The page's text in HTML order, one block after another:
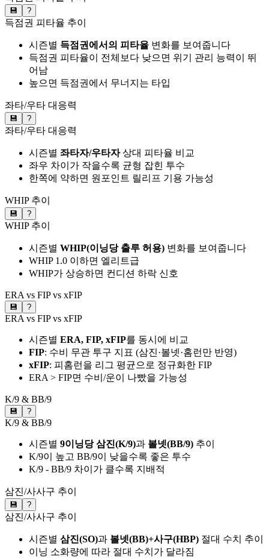
💾 ?
득점권 피타율 추이
시즌별 득점권에서의 피타율 변화를 보여줍니다
득점권 피타율이 전체보다 낮으면 위기 관리 능력이 뛰
어남
높으면 득점권에서 무너지는 타입
좌타/우타 대응력
💾 ?
좌타/우타 대응력
시즌별 좌타자/우타자상대 피타율 비교
좌우 차이가 작을수록 균형 잡힌 투수
한쪽에 약하면 원포인트 릴리프 기용 가능성
WHIP 추이
💾 ?
WHIP 추이
시즌별 WHIP(이닝당 출루 허용) 변화를 보여줍니다
WHIP 1.0 이하면 엘리트급
WHIP가 상승하면 컨디션 하락 신호
ERA vs FIP vs xFIP
💾 ?
ERA vs FIP vs xFIP
시즌별 ERA, FIP, xFIP를 동시에 비교
FIP: 수비 무관 투구 지표 (삼진·볼넷·홈런만 반영)
xFIP: 피홈런을 리그 평균으로 정규화한 FIP
ERA > FIP면 수비/운이 나빴을 가능성
K/9 & BB/9
💾 ?
K/9 & BB/9
시즌별 9이닝당 삼진(K/9)과 볼넷(BB/9) 추이
K/9이 높고 BB/9이 낮을수록 좋은 투수
K/9 - BB/9 차이가 클수록 지배적
삼진/사사구 추이
💾 ?
삼진/사사구 추이
시즌별 삼진(SO)과 볼넷(BB)+사구(HBP) 절대 수치 추이
이닝 소화량에 따라 절대 수치가 달라짐